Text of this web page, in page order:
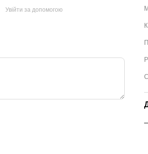
Увійти за допомогою